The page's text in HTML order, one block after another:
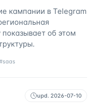
кампании в Telegram
об этом
saas
upd. 2026-07-10